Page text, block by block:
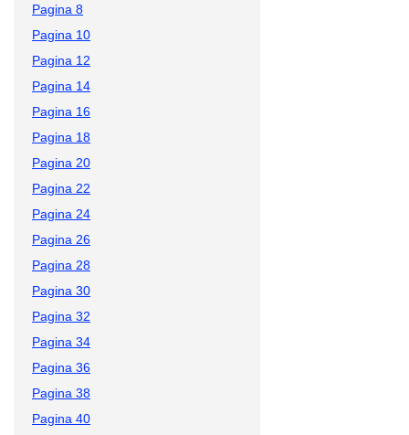
Pagina 8
Pagina 10
Pagina 12
Pagina 14
Pagina 16
Pagina 18
Pagina 20
Pagina 22
Pagina 24
Pagina 26
Pagina 28
Pagina 30
Pagina 32
Pagina 34
Pagina 36
Pagina 38
Pagina 40